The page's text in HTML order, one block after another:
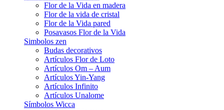
Flor de la Vida en madera
Flor de la vida de cristal
Flor de la Vida pared
Posavasos Flor de la Vida
Simbolos zen
Budas decorativos
Artículos Flor de Loto
Artículos Om – Aum
Artículos Yin-Yang
Artículos Infinito
Artículos Unalome
Símbolos Wicca